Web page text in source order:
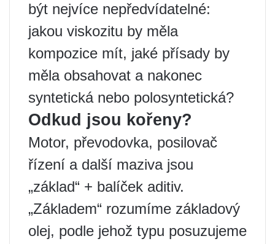
být nejvíce nepředvídatelné:
jakou viskozitu by měla
kompozice mít, jaké přísady by
měla obsahovat a nakonec
syntetická nebo polosyntetická?
Odkud jsou kořeny?
Motor, převodovka, posilovač
řízení a další maziva jsou
„základ“ + balíček aditiv.
„Základem“ rozumíme základový
olej, podle jehož typu posuzujeme